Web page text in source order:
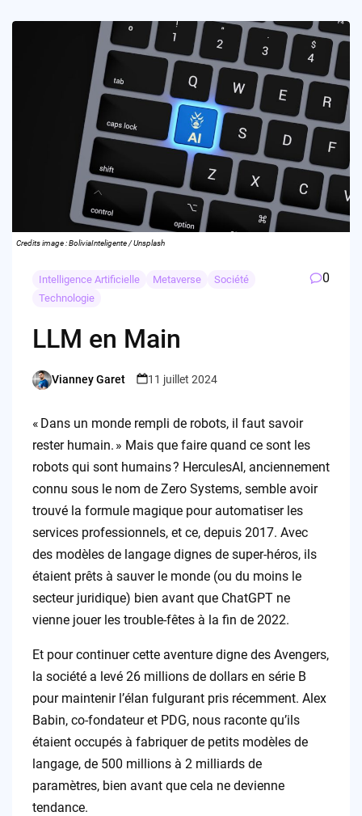
Credits image : BoliviaInteligente / Unsplash
Intelligence Artificielle Metaverse
Société
Technologie
0
LLM en Main
Posted
Vianney Garet 11 juillet 2024
« Dans un monde rempli de robots, il faut savoir
rester humain. » Mais que faire quand ce sont les
robots qui sont humains ? HerculesAI, anciennement
connu sous le nom de Zero Systems, semble avoir
trouvé la formule magique pour automatiser les
services professionnels, et ce, depuis 2017. Avec
des modèles de langage dignes de super-héros, ils
étaient prêts à sauver le monde (ou du moins le
secteur juridique) bien avant que ChatGPT ne
vienne jouer les trouble-fêtes à la fin de 2022.
Et pour continuer cette aventure digne des Avengers,
la société a levé 26 millions de dollars en série B
pour maintenir l’élan fulgurant pris récemment. Alex
Babin, co-fondateur et PDG, nous raconte qu’ils
étaient occupés à fabriquer de petits modèles de
langage, de 500 millions à 2 milliards de
paramètres, bien avant que cela ne devienne
tendance.